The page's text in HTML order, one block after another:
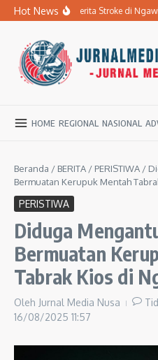
Lewati ke konten
Hot NewsIbu Penderita Stroke di
HOME REGIONAL NASIONAL
Beranda / BERITA / PERISTIWA /
Bermuatan Kerupuk Mentah
PERISTIWA
Diduga
Bermuatan
Tabrak Kios di
Oleh Jurnal Media Nusa
16/08/2025 11:57